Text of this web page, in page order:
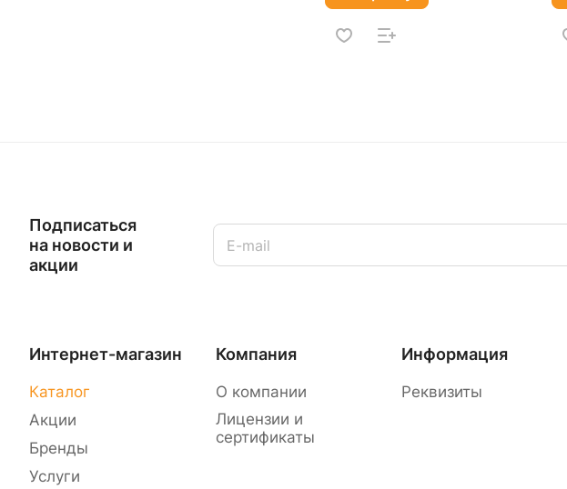
Подписаться
на новости и
акции
Интернет-магазин
Каталог
Акции
Бренды
Услуги
Компания
О компании
Лицензии и
сертификаты
Информация
Реквизиты